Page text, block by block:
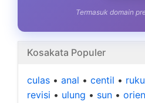
Termasuk domain
Kosakata Populer
culas • anal • centil •
revisi • ulung • sun •